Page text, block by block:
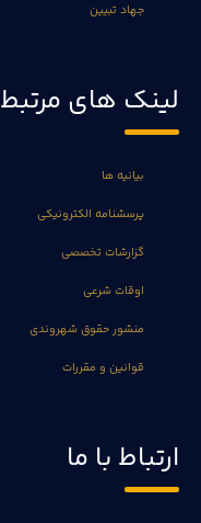
جهاد تبیین
لینک های مرتبط
بیانیه ها
پرسشنامه الکترونیکی
گزارشات تخصصی
اوقات شرعی
منشور حقوق شهروندی
قوانین و مقررات
ارتباط با ما